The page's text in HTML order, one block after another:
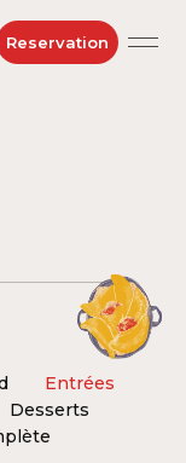
Reservation
Entrées
Desserts